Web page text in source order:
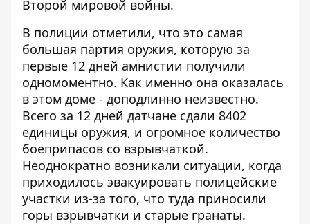
Второй мировой войны.
В полиции отметили, что это самая
большая партия оружия, которую за
первые 12 дней амнистии получили
одномоментно. Как именно она оказалась
в этом доме - доподлинно неизвестно.
Всего за 12 дней датчане сдали 8402
единицы оружия, и огромное количество
боеприпасов со взрывчаткой.
Неоднократно возникали ситуации, когда
приходилось эвакуировать полицейские
участки из-за того, что туда приносили
горы взрывчатки и старые гранаты.